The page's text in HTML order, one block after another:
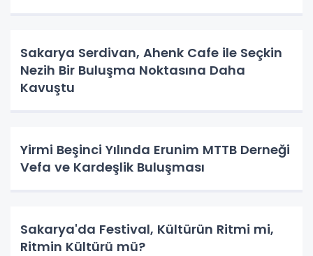
Sakarya Serdivan, Ahenk Cafe ile Seçkin
Nezih Bir Buluşma Noktasına Daha
Kavuştu
Yirmi Beşinci Yılında Erunim MTTB Derneği
Vefa ve Kardeşlik Buluşması
Sakarya'da Festival, Kültürün Ritmi mi,
Ritmin Kültürü mü?